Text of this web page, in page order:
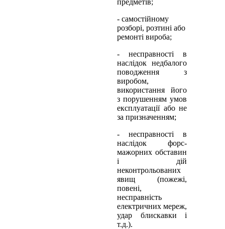
- самостійному
розборі, розтині або
ремонті вироба;
- несправності в
наслідок недбалого
поводження з
виробом,
використання його
з порушенням умов
експлуатації або не
за призначенням;
- несправності в
наслідок форс-
мажорних обставин
і дій
неконтрольованих
явищ (пожежі,
повені,
несправність
електричних мереж,
удар блискавки і
т.д.).